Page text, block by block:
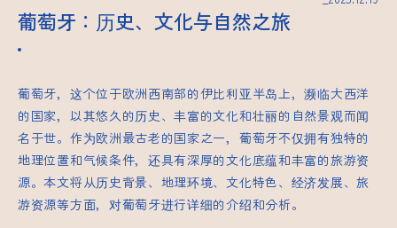
葡萄牙：历史、文化与自然之旅
葡萄牙，这个位于欧洲西南部的伊比利亚半岛上，濒临大西洋
的国家，以其悠久的历史、丰富的文化和壮丽的自然景观而闻
名于世。作为欧洲最古老的国家之一，葡萄牙不仅拥有独特的
地理位置和气候条件，还具有深厚的文化底蕴和丰富的旅游资
源。本文将从历史背景、地理环境、文化特色、经济发展、旅
游资源等方面，对葡萄牙进行详细的介绍和分析。